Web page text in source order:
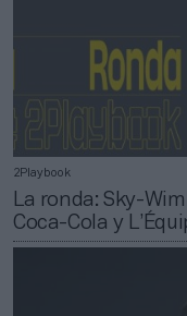
2Playbook
La ronda: Sky-
Coca-Cola y